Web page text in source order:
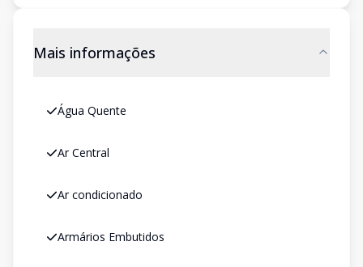
Mais informações
Água Quente
Ar Central
Ar condicionado
Armários Embutidos